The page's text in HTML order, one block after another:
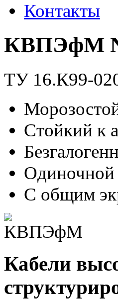
Контакты
КВПЭфМ
ТУ 16.К99-
Стойкий к
Одиночной
С общим
Кабели